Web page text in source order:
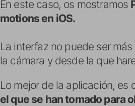
En este caso, os mostramos
motions en iOS.
La interfaz no puede ser
la cámara y desde la que
Lo mejor de la aplicación, es
el que se han tomado para